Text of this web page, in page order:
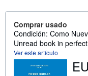
Comprar usado
Condición: Como
Unread book in
Ver este artículo